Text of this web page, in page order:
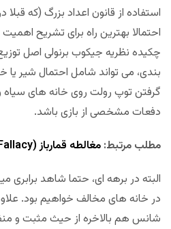
استفاده از قانون اعداد بزرگ (که
احتمالا بهترین راه برای تشریح
چکیده نظریه جیکوب برنولی اصل
بندی، می تواند شامل احتمال شیر یا
گرفتن توپ رولت روی خانه های سیاه
دفعات مشخصی از بازی باشد.
مطلب مرتبط: مغالطه قمارباز (Gambler’s Fallacy) چیست؟
البته در برهه ای، حتما شاهد برابری
در خانه های مخالف خواهیم بود.
شانس هم بالاخره از حیث مثبت و